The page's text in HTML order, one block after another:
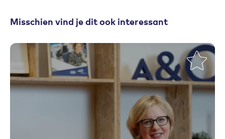
Misschien vind je dit ook interessant